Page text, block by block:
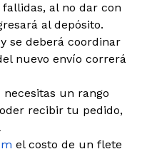
al no dar con
al depósito.
se deberá coordinar
nuevo envío correrá
necesitas un rango
recibir tu pedido,
el costo de un flete